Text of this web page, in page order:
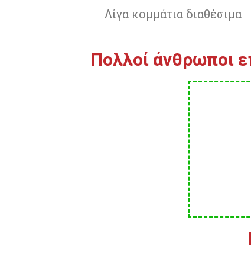
Λίγα κομμάτια διαθέσιμα
Πολλοί άνθρωποι